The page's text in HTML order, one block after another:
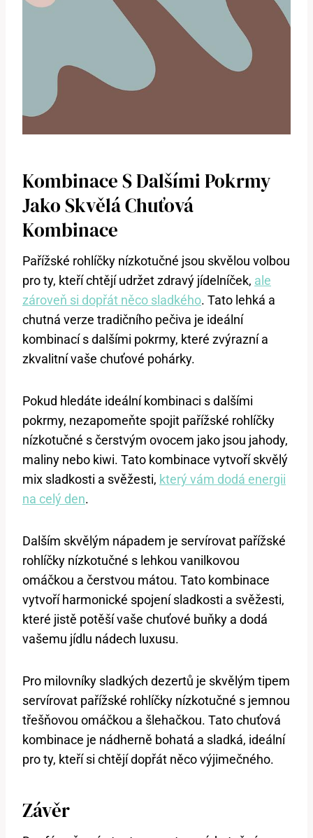
Kombinace S Dalšími Pokrmy
Jako Skvělá Chuťová
Kombinace
Pařížské rohlíčky nízkotučné jsou skvělou volbou
pro ty, kteří chtějí udržet zdravý jídelníček, ale
zároveň si dopřát něco sladkého. Tato lehká a
chutná verze tradičního pečiva je ideální
kombinací s dalšími pokrmy, které zvýrazní a
zkvalitní vaše chuťové pohárky.
Pokud hledáte ideální kombinaci s dalšími
pokrmy, nezapomeňte spojit pařížské rohlíčky
nízkotučné s čerstvým ovocem jako jsou jahody,
maliny nebo kiwi. Tato kombinace vytvoří skvělý
mix sladkosti a svěžesti, který vám dodá energii
na celý den.
Dalším skvělým nápadem je servírovat pařížské
rohlíčky nízkotučné s lehkou vanilkovou
omáčkou a čerstvou mátou. Tato kombinace
vytvoří harmonické spojení sladkosti a svěžesti,
které jistě potěší vaše chuťové buňky a dodá
vašemu jídlu nádech luxusu.
Pro milovníky sladkých dezertů je skvělým tipem
servírovat pařížské rohlíčky nízkotučné s jemnou
třešňovou omáčkou a šlehačkou. Tato chuťová
kombinace je nádherně bohatá a sladká, ideální
pro ty, kteří si chtějí dopřát něco výjimečného.
Závěr